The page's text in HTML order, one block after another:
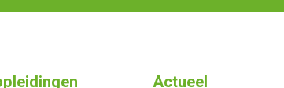
Actueel